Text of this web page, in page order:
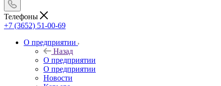
Телефоны
+7 (3652) 51-00-69
О предприятии
Назад
О предприятии
О предприятии
Новости